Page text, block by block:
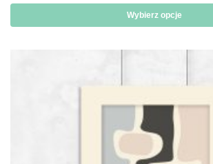
od
18 zł
Wybierz opcje
produkt
wariantów.
Opcje
można
wybrać